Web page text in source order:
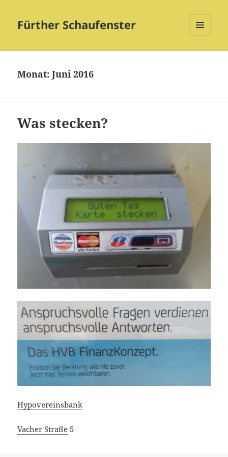
Fürther Schaufenster
Monat:Juni 2016
Was stecken?
Hypovereinsbank
Vacher Straße 5